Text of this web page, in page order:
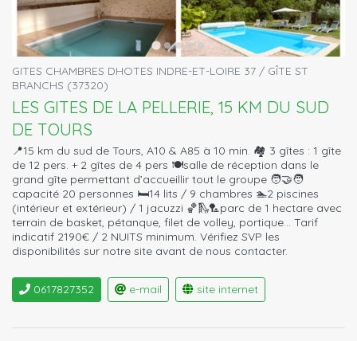
GITES CHAMBRES DHOTES INDRE-ET-LOIRE 37 / GÎTE ST
BRANCHS (37320)
LES GITES DE LA PELLERIE, 15 KM DU SUD
DE TOURS
📍15 km du sud de Tours, A10 & A85 à 10 min. 🏘️ 3 gîtes : 1 gîte
de 12 pers. + 2 gîtes de 4 pers 🍽️salle de réception dans le
grand gîte permettant d’accueillir tout le groupe 🧑‍🤝‍🧑
capacité 20 personnes 🛏️14 lits / 9 chambres 🏊2 piscines
(intérieur et extérieur) / 1 jacuzzi 🏀🛝🏸parc de 1 hectare avec
terrain de basket, pétanque, filet de volley, portique… Tarif
indicatif 2190€ / 2 NUITS minimum. Vérifiez SVP les
disponibilités sur notre site avant de nous contacter.
0617827352 e-mail site internet